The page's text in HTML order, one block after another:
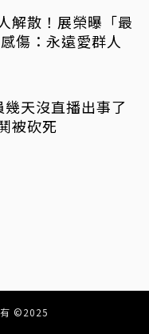
解散！展榮曝「最
傷：永遠愛群人
天沒直播出事了
被砍死
有 ©2025